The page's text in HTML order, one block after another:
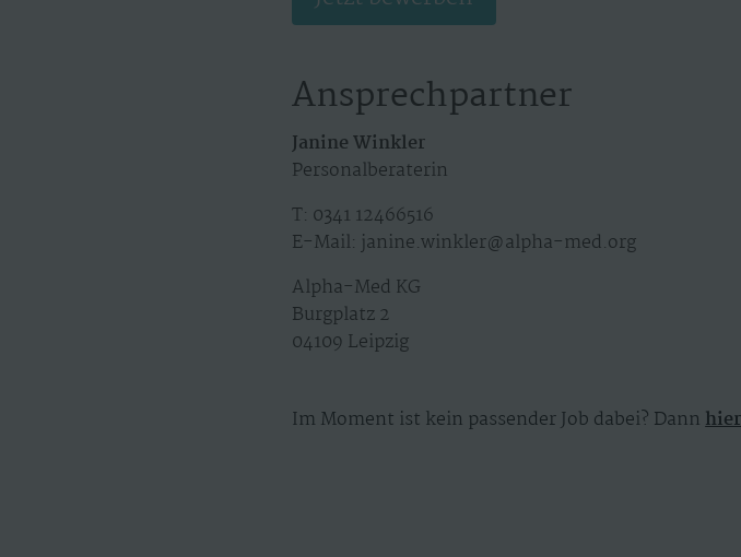
Ansprechpartner
Janine Winkler
Personalberaterin
T: 0341 12466516
E-Mail: janine.winkler@alpha-med.org
Alpha-Med KG
Burgplatz 2
04109 Leipzig
Im Moment ist kein passender Job dabei? Dann